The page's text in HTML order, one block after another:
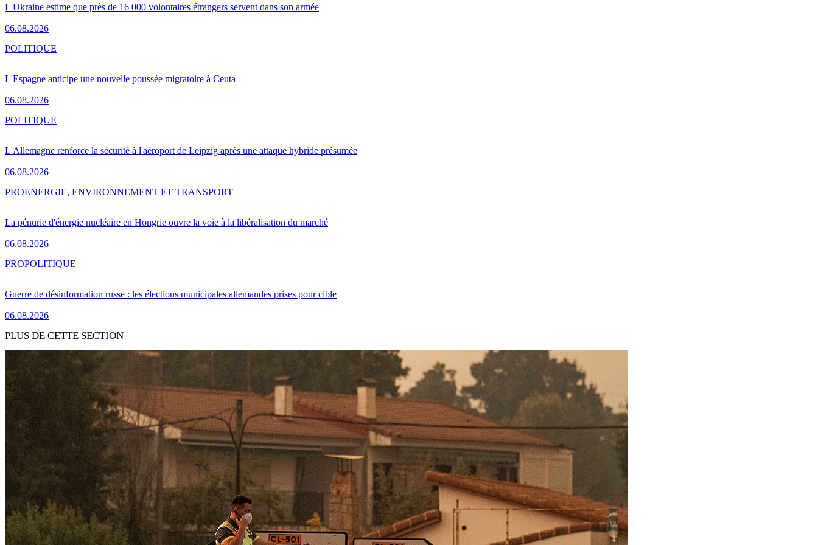
L'Ukraine estime que près de 16 000 volontaires étrangers servent dans son armée
06.08.2026
L'Espagne anticipe une nouvelle poussée migratoire à Ceuta
06.08.2026
POLITIQUE
L'Allemagne renforce la sécurité à l'aéroport de Leipzig après une attaque hybride présumée
06.08.2026
POLITIQUE
La pénurie d'énergie nucléaire en Hongrie ouvre la voie à la libéralisation du marché
06.08.2026
PROENERGIE, ENVIRONNEMENT ET TRANSPORT
Guerre de désinformation russe : les élections municipales allemandes prises pour cible
06.08.2026
PROPOLITIQUE
PLUS DE CETTE SECTION